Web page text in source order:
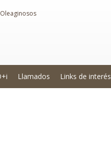
Llamados Links de interés